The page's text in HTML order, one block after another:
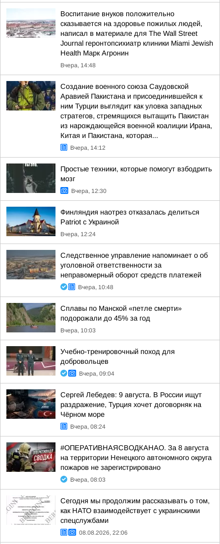
Воспитание внуков положительно
сказывается на здоровье пожилых людей,
написал в материале для The Wall Street
Journal геронтопсихиатр клиники Miami Jewish
Health Марк Агронин
Вчера, 14:48
Создание военного союза Саудовской
Аравией Пакистана и присоединившейся к
ним Турции выглядит как уловка западных
стратегов, стремящихся вытащить Пакистан
из нарождающейся военной коалиции Ирана,
Китая и Пакистана, которая...
Вчера, 14:12
Простые техники, которые помогут взбодрить
мозг
Вчера, 12:30
Финляндия наотрез отказалась делиться
Patriot с Украиной
Вчера, 12:24
Следственное управление напоминает о об
уголовной ответственности за
неправомерный оборот средств платежей
Вчера, 10:48
Сплавы по Манской «петле смерти»
подорожали до 45% за год
Вчера, 10:03
Учебно-тренировочный поход для
добровольцев
Вчера, 09:04
Сергей Лебедев: 9 августа. В России ищут
раздражение, Турция хочет договорняк на
Чёрном море
Вчера, 08:24
#ОПЕРАТИВНАЯСВОДКАНАО. За 8 августа
на территории Ненецкого автономного округа
пожаров не зарегистрировано
Вчера, 08:03
Сегодня мы продолжим рассказывать о том,
как НАТО взаимодействует с украинскими
спецслужбами
08.08.2026, 22:06